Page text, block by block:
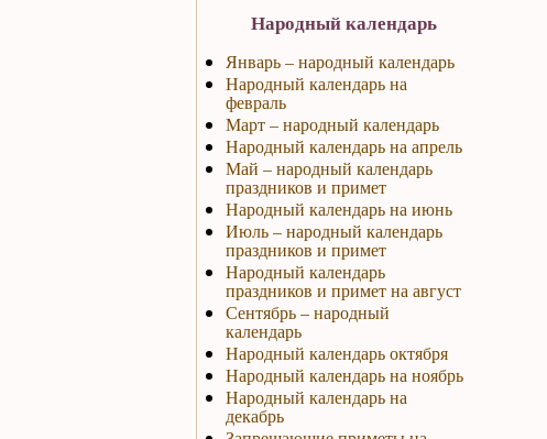
Народный календарь
Январь – народный календарь
Народный календарь на
февраль
Март – народный календарь
Народный календарь на апрель
Май – народный календарь
праздников и примет
Народный календарь на июнь
Июль – народный календарь
праздников и примет
Народный календарь
праздников и примет на август
Сентябрь – народный
календарь
Народный календарь октября
Народный календарь на ноябрь
Народный календарь на
декабрь